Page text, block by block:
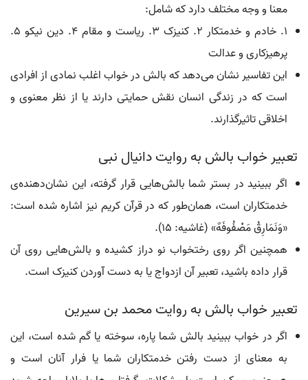
معنا و وجه مختلف دارد که شامل:
1. خادم و خدمتکار 2. کنیزک 3. ریاست و مقام 4. دین نیکو 5.
پرهیزکاری و عدالت
این تفاسیر نشان می‌دهد که بالش در خواب اغلب نمادی از افرادی
است که در زندگی انسان نقش حمایتی دارند یا از نظر معنوی و
اخلاقی تاثیرگذارند.
تعبیر خواب بالش به روایت دانیال نبی
اگر ببینید در بستر شما بالش‌هایی قرار گرفته، این نشان‌دهنده‌ی
خدمتکاران است، همان‌طور که در قرآن کریم نیز اشاره شده است:
«وَنَمَارِقُ مَصْفُوفَهٌ» (غاشیه: ۱۵).
همچنین اگر روی رختخواب نو دراز کشیده و بالش‌هایی روی آن
قرار داده باشید، تعبیر آن ازدواج یا به دست آوردن کنیزک است.
تعبیر خواب بالش به روایت محمد بن سیرین
اگر در خواب ببینید بالش شما پاره، سوخته یا گم شده است، این
به معنای از دست رفتن خدمتکاران شما یا فرار آنان است و